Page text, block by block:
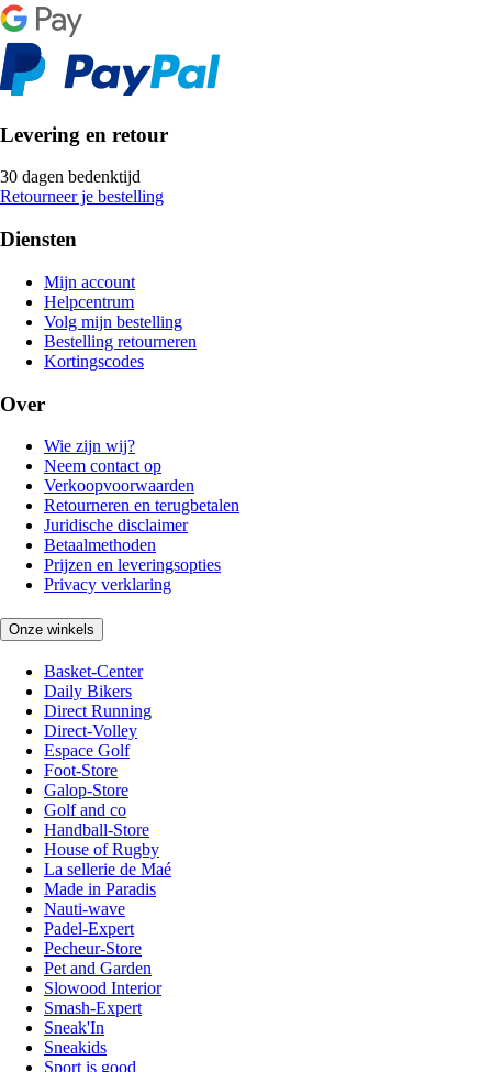
Levering en retour
30 dagen bedenktijd
Retourneer je bestelling
Diensten
Mijn account
Helpcentrum
Volg mijn bestelling
Bestelling retourneren
Kortingscodes
Over
Wie zijn wij?
Neem contact op
Verkoopvoorwaarden
Retourneren en terugbetalen
Juridische disclaimer
Betaalmethoden
Prijzen en leveringsopties
Privacy verklaring
Onze winkels
Basket-Center
Daily Bikers
Direct Running
Direct-Volley
Espace Golf
Foot-Store
Galop-Store
Golf and co
Handball-Store
House of Rugby
La sellerie de Maé
Made in Paradis
Nauti-wave
Padel-Expert
Pecheur-Store
Pet and Garden
Slowood Interior
Smash-Expert
Sneak'In
Sneakids
Sport is good